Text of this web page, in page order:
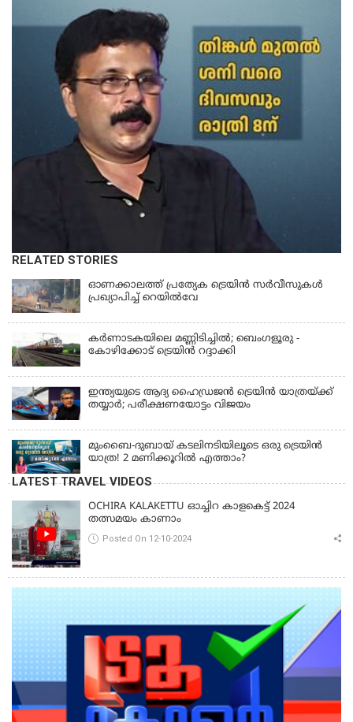
RELATED STORIES
ഓണക്കാലത്ത് പ്രത്യേക ട്രെയിൻ സര്‍വീസുകള്‍
പ്രഖ്യാപിച്ച് റെയില്‍വേ
കര്‍ണാടകയിലെ മണ്ണിടിച്ചില്‍; ബെംഗളൂരു -
കോഴിക്കോട് ട്രെയിൻ റദ്ദാക്കി
ഇന്ത്യയുടെ ആദ്യ ഹൈഡ്രജൻ ട്രെയിൻ യാത്രയ്ക്ക്
തയ്യാർ; പരീക്ഷണയോട്ടം വിജയം
മുംബൈ-ദുബായ് കടലിനടിയിലൂടെ ഒരു ട്രെയിൻ
യാത്ര! 2 മണിക്കൂറിൽ എത്താം?
LATEST TRAVEL VIDEOS
OCHIRA KALAKETTU ഓച്ചിറ കാളകെട്ട് 2024
തത്സമയം കാണാം
Posted On 12-10-2024